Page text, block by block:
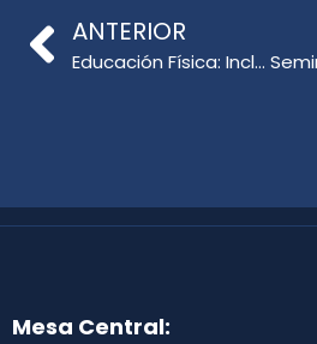
ANTERIOR
Educación Física: Inclusión y Trabajo Colaborativo en Salida a Terreno
Mesa Central: